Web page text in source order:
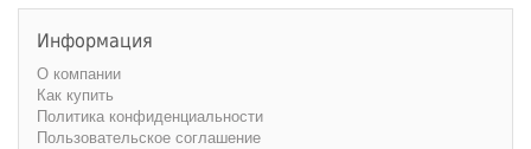
Информация
О компании
Как купить
Политика конфиденциальности
Пользовательское соглашение